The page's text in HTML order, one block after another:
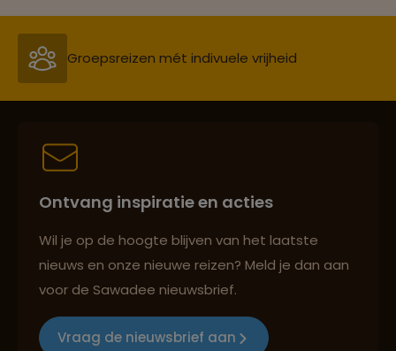
Lees meer over Paraty
Lees meer over Rocinha
Lees meer over Salvador
Lees meer over São Paulo
Persoonlijk en deskundig reisadvies
Best beoordeelde reisroutes
Groepsreizen mét indivuele vrijheid
Ontvang inspiratie en acties
Wil je op de hoogte blijven van het laatste
nieuws en onze nieuwe reizen? Meld je dan aan
voor de Sawadee nieuwsbrief.
Vraag de nieuwsbrief aan